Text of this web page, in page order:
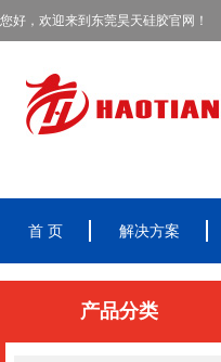
您好，欢迎来到东莞昊天硅胶官网！
首 页 解决方案
产品分类